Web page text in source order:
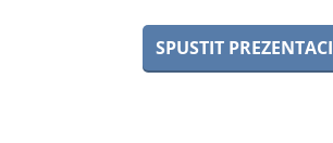
SPUSTIT PREZENTACI